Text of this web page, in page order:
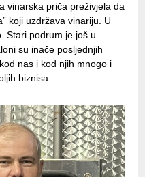
vinarska priča preživjela da
koji uzdržava vinariju. U
Stari podrum je još u
su inače posljednjih
nas i kod njih mnogo i
biznisa.